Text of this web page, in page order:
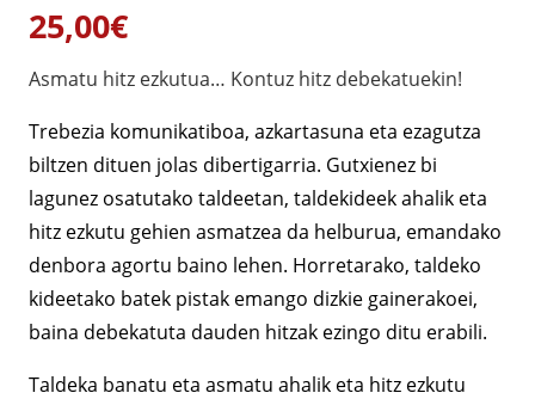
25,00€
Asmatu hitz ezkutua… Kontuz hitz debekatuekin!
Trebezia komunikatiboa, azkartasuna eta ezagutza
biltzen dituen jolas dibertigarria. Gutxienez bi
lagunez osatutako taldeetan, taldekideek ahalik eta
hitz ezkutu gehien asmatzea da helburua, emandako
denbora agortu baino lehen. Horretarako, taldeko
kideetako batek pistak emango dizkie gainerakoei,
baina debekatuta dauden hitzak ezingo ditu erabili.
Taldeka banatu eta asmatu ahalik eta hitz ezkutu